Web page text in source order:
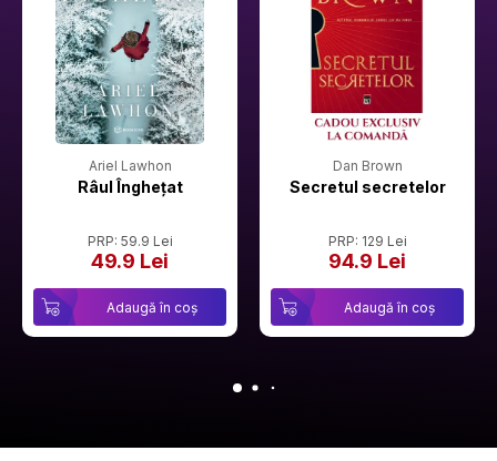
Ariel Lawhon
Râul Înghețat
PRP: 59.9 Lei
49.9 Lei
Adaugă în coș
Dan Brown
Secretul secretelor
PRP: 129 Lei
94.9 Lei
Adaugă în coș